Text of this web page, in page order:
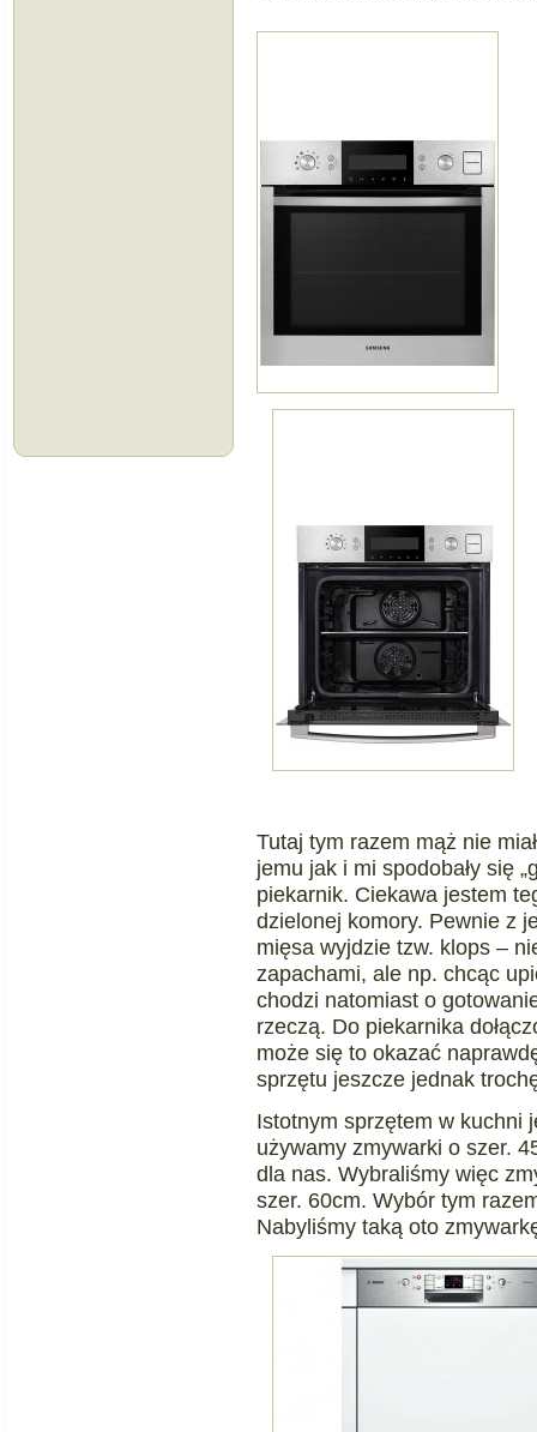
Tutaj tym razem mąż nie
jemu jak i mi spodobały się
piekarnik. Ciekawa jestem
dzielonej komory. Pewnie z
mięsa wyjdzie tzw. klops –
zapachami, ale np. chcąc
chodzi natomiast o
rzeczą. Do piekarnika
może się to okazać
sprzętu jeszcze jednak
Istotnym sprzętem w kuchni
używamy zmywarki o szer.
dla nas. Wybraliśmy więc
szer. 60cm. Wybór tym
Nabyliśmy taką oto